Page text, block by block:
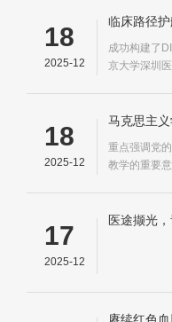
和功能注释
18
2025-12
临床路径
成功构建了
京大学深圳
18
2025-12
马克思主
思政课教
重点强调党
教学的重要
17
2025-12
医途撷光